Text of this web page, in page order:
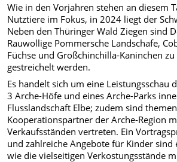
Wie in den Vorjahren stehen an diesem
Nutztiere im Fokus, in 2024 liegt der
Neben den Thüringer Wald Ziegen sind
Rauwollige Pommersche Landschafe,
Füchse und Großchinchilla-Kaninchen
gestreichelt werden.
Es handelt sich um eine Leistungsschau
3 Arche-Höfe und eines Arche-Parks
Flusslandschaft Elbe; zudem sind
Kooperationspartner der Arche-Region
Verkaufsständen vertreten. Ein
und zahlreiche Angebote für Kinder sind
wie die vielseitigen Verkostungsstände